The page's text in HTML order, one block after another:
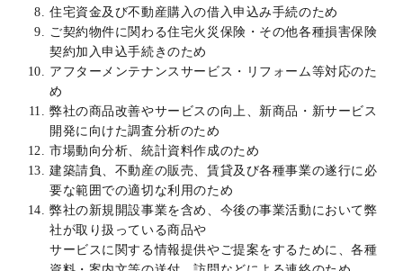
住宅資金及び不動産購入の借入申込み手続のため
ご契約物件に関わる住宅火災保険・その他各種損害保険
契約加入申込手続きのため
アフターメンテナンスサービス・リフォーム等対応のた
め
弊社の商品改善やサービスの向上、新商品・新サービス
開発に向けた調査分析のため
市場動向分析、統計資料作成のため
建築請負、不動産の販売、賃貸及び各種事業の遂行に必
要な範囲での適切な利用のため
弊社の新規開設事業を含め、今後の事業活動において弊
社が取り扱っている商品や
サービスに関する情報提供やご提案をするために、各種